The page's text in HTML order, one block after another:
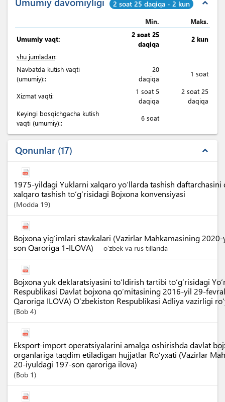
2 soat 25 daqiqa - 2 kun expand_less
Min. Maks.
Umumiy vaqt:
2 soat 25
daqiqa
2 kun
shu jumladan:
Navbatda kutish vaqti
(umumiy)::
20
daqiqa
1 soat
Xizmat vaqti:
1 soat 5
daqiqa
2 soat 25
daqiqa
Keyingi bosqichgacha kutish
vaqti (umumiy)::
6 soat
Qonunlar 17 expand_less
1975-yildagi Yuklarni xalqaro yo‘llarda tashish daftarchasini
xalqaro tashish to‘g‘risidagi Bojxona konvensiyasi
Modda 19
Bojxona yig‘imlari stavkalari (Vazirlar Mahkamasining
son Qaroriga 1-ILOVA)
o'zbek va rus tillarida
Bojxona yuk deklaratsiyasini to‘ldirish tartibi to‘g‘risidagi
Respublikasi Davlat bojxona qo‘mitasining 2016-yil 29-
Qaroriga ILOVA) O‘zbekiston Respublikasi Adliya vazirligi
Bob 4
Eksport-import operatsiyalarini amalga oshirishda davlat
organlariga taqdim etiladigan hujjatlar Ro‘yxati (Vazirlar
20-iyuldagi 197-son qaroriga ilova)
Bob 1